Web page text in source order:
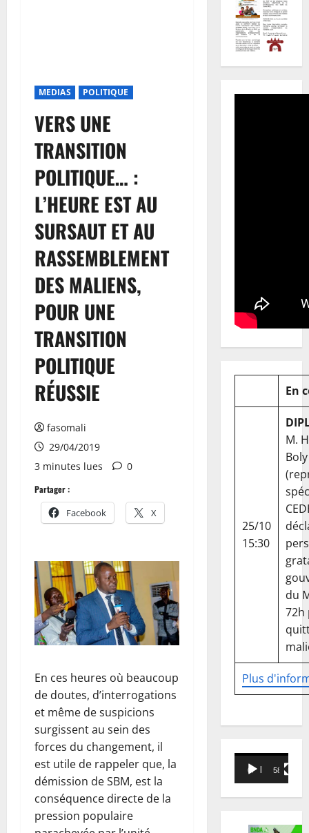
MEDIAS POLITIQUE
VERS UNE
TRANSITION
POLITIQUE… :
L’HEURE EST AU
SURSAUT ET AU
RASSEMBLEMENT
DES MALIENS,
POUR UNE
TRANSITION
POLITIQUE
RÉUSSIE
fasomali
29/04/2019
3 minutes lues
0
Partager :
Facebook X
En ces heures où beaucoup
de doutes, d’interrogations
et même de suspicions
surgissent au sein des
forces du changement, il
est utile de rappeler que, la
démission de SBM, est la
conséquence directe de la
pression populaire
En
Plus
25/10
15:30
M.
Boly
du
72h
Lecteur
vidéo
00:00 58:18